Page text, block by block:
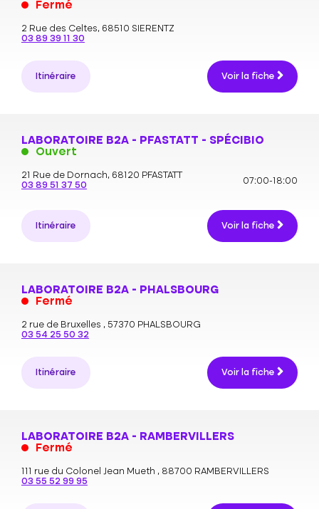
Fermé
2 Rue des Celtes, 68510 SIERENTZ
03 89 39 11 30
Itinéraire Voir la fiche
LABORATOIRE B2A - PFASTATT - SPÉCIBIO
Ouvert
21 Rue de Dornach, 68120 PFASTATT
03 89 51 37 50
07:00-18:00
Itinéraire Voir la fiche
LABORATOIRE B2A - PHALSBOURG
Fermé
2 rue de Bruxelles , 57370 PHALSBOURG
03 54 25 50 32
Itinéraire Voir la fiche
LABORATOIRE B2A - RAMBERVILLERS
Fermé
111 rue du Colonel Jean Mueth , 88700 RAMBERVILLERS
03 55 52 99 95